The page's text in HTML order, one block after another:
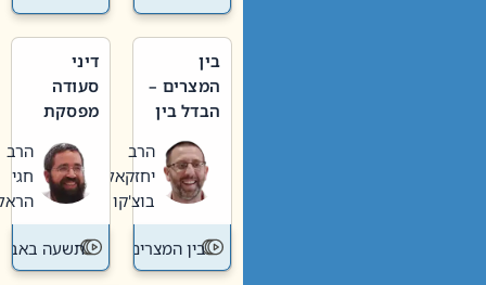
בין
המצרים –
הבדל בין
חדשה
לישנה
הרב
יחזקאל
בוצ'קו
בין המצרים
דיני
סעודה
מפסקת
תשעה
באב
הרב
חגי
הראל
תשעה באב